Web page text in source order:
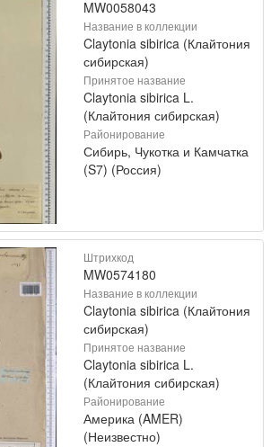
MW0058043
Название в коллекции
Claytonia sibirica (Клайтония
сибирская)
Принятое название
Claytonia sibirica L.
(Клайтония сибирская)
Районирование
Сибирь, Чукотка и Камчатка
(S7) (Россия)
Штрихкод
MW0574180
Название в коллекции
Claytonia sibirica (Клайтония
сибирская)
Принятое название
Claytonia sibirica L.
(Клайтония сибирская)
Районирование
Америка (AMER)
(Неизвестно)